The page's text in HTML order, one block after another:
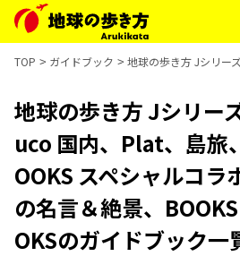
TOP ガイドブック 地球の歩き方 Jシリー
地球の歩き方 Jシリー
uco 国内、Plat、島旅
OOKS スペシャルコラ
の名言＆絶景、
OKSのガイドブック一